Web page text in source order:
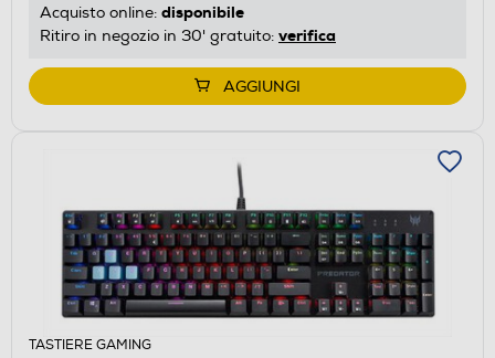
Acquisto online: disponibile
Ritiro in negozio in 30' gratuito: verifica
AGGIUNGI
TASTIERE GAMING